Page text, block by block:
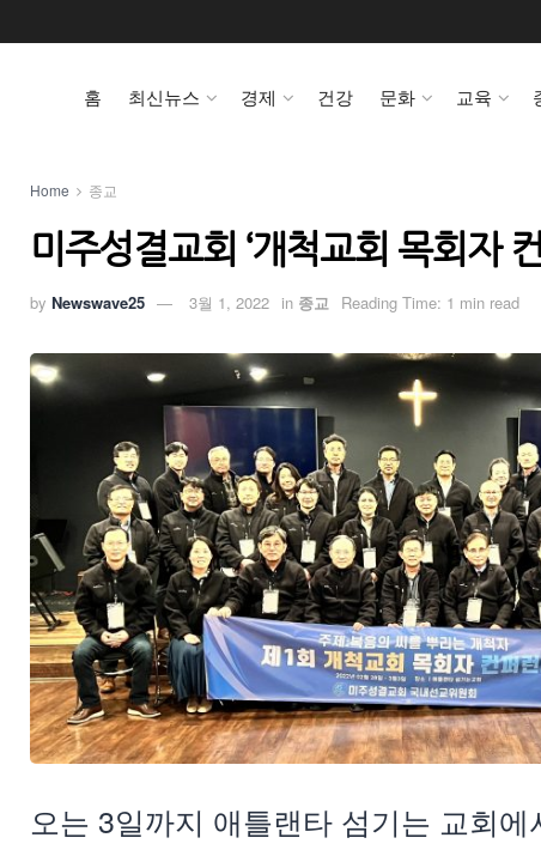
홈 최신뉴스 경제 건강 문화 교육
Home 종교
미주성결교회 ‘개척교회 목회자
by Newswave25 3월 1, 2022 in 종교 Reading Time: 1 min read
오는 3일까지 애틀랜타 섬기는 교회에